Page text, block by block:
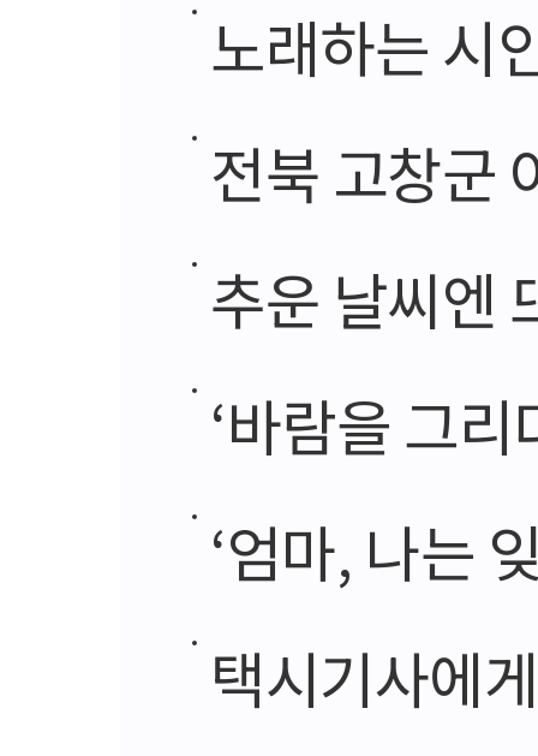
노래하는 시
전북 고창군 아산면 산
추운 날씨엔
‘바람을 그리다 :
‘엄마, 나는
택시기사에